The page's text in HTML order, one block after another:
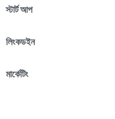
স্টার্ট আপ
লিংকডইন
মার্কেটিং